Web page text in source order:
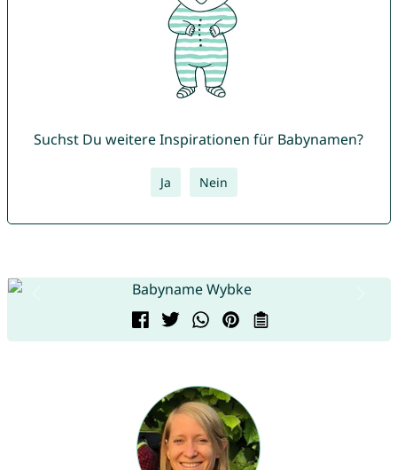
Suchst Du weitere Inspirationen für Babynamen?
Ja Nein